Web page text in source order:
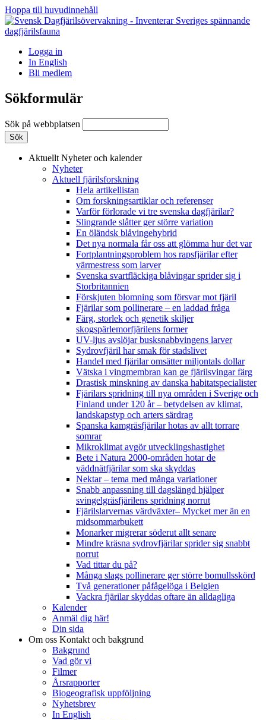
Hoppa till huvudinnehåll
Logga in
In English
Bli medlem
Sökformulär
Sök på webbplatsen
Aktuellt Nyheter och kalender
Nyheter
Aktuell fjärilsforskning
Hela artikellistan
Om forskningsartiklar och referenser
Varför förlorade vi tre svenska dagfjärilar?
Slingrande slåtter ger större variation
En öländsk blåvingehybrid
Det nya normala får oss att glömma hur det var
Fortplantningsproblem hos rapsfjärilar efter
värmestress som larver
Svenska svartfläckiga blåvingar sprider sig i
Storbritannien
Förskjuten blomning som försvar mot fjäril
Fjärilar som pollinerare – en laddad fråga
Färg, storlek och genetik skiljer
skogspärlemorfjärilens former
UV-ljus avslöjar busksnabbvingens larver
Sydrovfjäril har smak för stadslivet
Handel med fjärilar omsätter miljontals dollar
Vätska i vingmembran kan ge fjärilsvingar färg
Drastisk minskning av danska habitatspecialister
Fjärilars spridning till nya områden i Sverige och
Finland under 120 år– betydelsen av klimat,
landskapstyp och arters särdrag
Spanska kamgräsfjärilar hotas av allt torrare
somrar
Mikroklimat avgör utvecklingshastighet
Bete i Natura 2000-områden hotar de
väddnätfjärilar som ska skyddas
Nektar – tema med många variationer
Snabb anpassning till dagslängd hjälper
svingelgräsfjärilens spridning norrut
Fjärilslarvernas värdväxter– Mycket mer än en
midsommarbukett
Monarker migrerar söderut allt senare
Mindre kräsna sydrovfjärilar sprider sig snabbt
norrut
Vad tittar du på?
Många slags pollinerare ger större bomullsskörd
Två generationer påfågelöga i Belgien
Vackra fjärilar skyddas oftare än alldagliga
Kalender
Anmäl dig här!
Din sida
Om oss Kontakt och bakgrund
Bakgrund
Vad gör vi
Filmer
Årsrapporter
Biogeografisk uppföljning
Nyhetsbrev
In English